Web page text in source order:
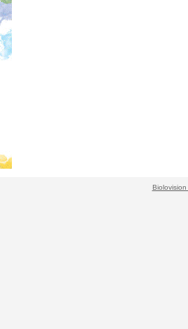
Biolovision